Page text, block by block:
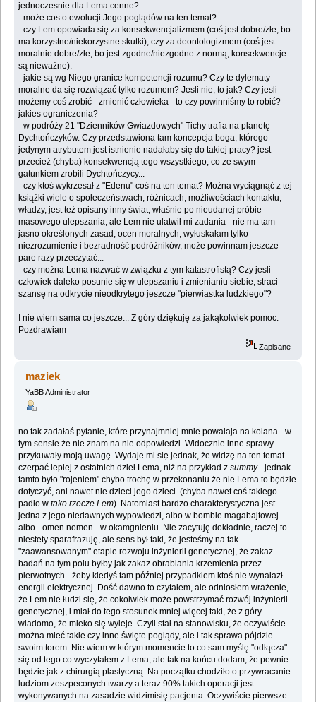
jednoczesnie dla Lema cenne?
- może cos o ewolucji Jego poglądów na ten temat?
- czy Lem opowiada się za konsekwencjalizmem (coś jest dobre/złe, bo
ma korzystne/niekorzystne skutki), czy za deontologizmem (coś jest
moralnie dobre/złe, bo jest zgodne/niezgodne z normą, konsekwencje
są nieważne).
- jakie są wg Niego granice kompetencji rozumu? Czy te dylematy
moralne da się rozwiązać tylko rozumem? Jesli nie, to jak? Czy jesli
możemy coś zrobić - zmienić człowieka - to czy powinniśmy to robić?
jakies ograniczenia?
- w podróży 21 "Dzienników Gwiazdowych" Tichy trafia na planetę
Dychtończyków. Czy przedstawiona tam koncepcja boga, którego
jedynym atrybutem jest istnienie nadałaby się do takiej pracy? jest
przecież (chyba) konsekwencją tego wszystkiego, co ze swym
gatunkiem zrobili Dychtończycy...
- czy ktoś wykrzesał z "Edenu" coś na ten temat? Można wyciągnąć z tej
książki wiele o społeczeństwach, różnicach, możliwościach kontaktu,
władzy, jest też opisany inny świat, właśnie po nieudanej próbie
masowego ulepszania, ale Lem nie ulatwił mi zadania - nie ma tam
jasno określonych zasad, ocen moralnych, wyłuskałam tylko
niezrozumienie i bezradność podróżników, może powinnam jeszcze
pare razy przeczytać...
- czy można Lema nazwać w związku z tym katastrofistą? Czy jesli
człowiek daleko posunie się w ulepszaniu i zmienianiu siebie, straci
szansę na odkrycie nieodkrytego jeszcze "pierwiastka ludzkiego"?
I nie wiem sama co jeszcze... Z góry dziękuję za jakąkolwiek pomoc.
Pozdrawiam
Zapisane
maziek
YaBB Administrator
no tak zadałaś pytanie, które przynajmniej mnie powalaja na kolana - w
tym sensie że nie znam na nie odpowiedzi. Widocznie inne sprawy
przykuwały moją uwagę. Wydaje mi się jednak, że widzę na ten temat
czerpać lepiej z ostatnich dzieł Lema, niż na przykład zsummy- jednak
tamto było "rojeniem" chybo trochę w przekonaniu że nie Lema to będzie
dotyczyć, ani nawet nie dzieci jego dzieci. (chyba nawet coś takiego
padło wtako rzecze Lem). Natomiast bardzo charakterystyczna jest
jedna z jego niedawnych wypowiedzi, albo w bombie magabajtowej
albo - omen nomen - w okamgnieniu. Nie zacytuję dokładnie, raczej to
niestety sparafrazuję, ale sens był taki, że jesteśmy na tak
"zaawansowanym" etapie rozwoju inżynierii genetycznej, że zakaz
badań na tym polu byłby jak zakaz obrabiania krzemienia przez
pierwotnych - żeby kiedyś tam później przypadkiem ktoś nie wynalazł
energii elektrycznej. Dość dawno to czytałem, ale odniosłem wrażenie,
że Lem nie łudzi się, że cokolwiek może powstrzymać rozwój inżynierii
genetycznej, i miał do tego stosunek mniej więcej taki, że z góry
wiadomo, że mleko się wyleje. Czyli stał na stanowisku, że oczywiście
można mieć takie czy inne święte poglądy, ale i tak sprawa pójdzie
swoim torem. Nie wiem w którym momencie to co sam myślę "odłącza"
się od tego co wyczytałem z Lema, ale tak na końcu dodam, że pewnie
będzie jak z chirurgią plastyczną. Na początku chodziło o przywracanie
ludziom zeszpeconych twarzy a teraz 90% takich operacji jest
wykonywanych na zasadzie widzimisię pacjenta. Oczywiście pierwsze